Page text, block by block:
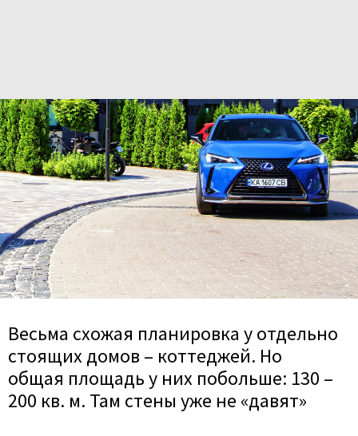
Весьма схожая планировка у отдельно
стоящих домов – коттеджей. Но
общая площадь у них побольше: 130 –
200 кв. м. Там стены уже не «давят»